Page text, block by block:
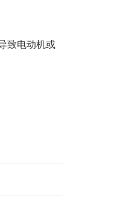
致电动机或